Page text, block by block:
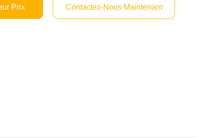
Prix Contactez-Nous Maintenant